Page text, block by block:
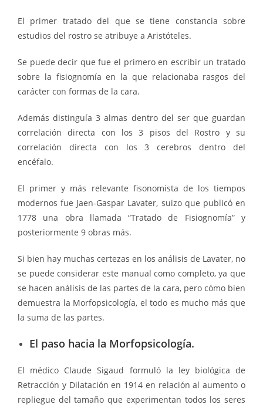
El primer tratado del que se tiene constancia sobre
estudios del rostro se atribuye a Aristóteles.
Se puede decir que fue el primero en escribir un tratado
sobre la fisiognomía en la que relacionaba rasgos del
carácter con formas de la cara.
Además distinguía 3 almas dentro del ser que guardan
correlación directa con los 3 pisos del Rostro y su
correlación directa con los 3 cerebros dentro del
encéfalo.
El primer y más relevante fisonomista de los tiempos
modernos fue Jaen-Gaspar Lavater, suizo que publicó en
1778 una obra llamada “Tratado de Fisiognomía” y
posteriormente 9 obras más.
Si bien hay muchas certezas en los análisis de Lavater, no
se puede considerar este manual como completo, ya que
se hacen análisis de las partes de la cara, pero cómo bien
demuestra la Morfopsicología, el todo es mucho más que
la suma de las partes.
El paso hacia la Morfopsicología.
El médico Claude Sigaud formuló la ley biológica de
Retracción y Dilatación en 1914 en relación al aumento o
repliegue del tamaño que experimentan todos los seres